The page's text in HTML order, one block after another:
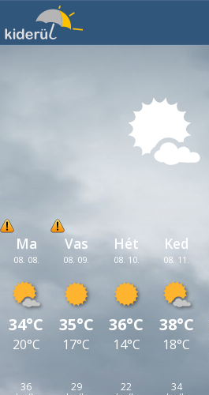
Ma
08. 08.
34°C
20°C
36
Vas
08. 09.
35°C
17°C
29
Hét
08. 10.
36°C
14°C
22
Ked
08. 11.
38°C
18°C
34